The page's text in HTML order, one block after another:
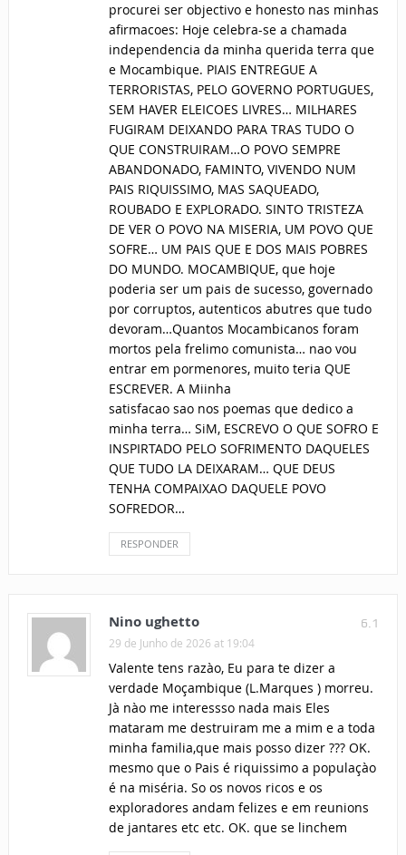
procurei ser objectivo e honesto nas minhas
afirmacoes: Hoje celebra-se a chamada
independencia da minha querida terra que
e Mocambique. PIAIS ENTREGUE A
TERRORISTAS, PELO GOVERNO PORTUGUES,
SEM HAVER ELEICOES LIVRES… MILHARES
FUGIRAM DEIXANDO PARA TRAS TUDO O
QUE CONSTRUIRAM…O POVO SEMPRE
ABANDONADO, FAMINTO, VIVENDO NUM
PAIS RIQUISSIMO, MAS SAQUEADO,
ROUBADO E EXPLORADO. SINTO TRISTEZA
DE VER O POVO NA MISERIA, UM POVO QUE
SOFRE… UM PAIS QUE E DOS MAIS POBRES
DO MUNDO. MOCAMBIQUE, que hoje
poderia ser um pais de sucesso, governado
por corruptos, autenticos abutres que tudo
devoram…Quantos Mocambicanos foram
mortos pela frelimo comunista… nao vou
entrar em pormenores, muito teria QUE
ESCREVER. A Miinha
satisfacao sao nos poemas que dedico a
minha terra… SiM, ESCREVO O QUE SOFRO E
INSPIRTADO PELO SOFRIMENTO DAQUELES
QUE TUDO LA DEIXARAM… QUE DEUS
TENHA COMPAIXAO DAQUELE POVO
SOFREDOR…
RESPONDER
6.1
Nino ughetto
29 de Junho de 2026 at 19:04
Valente tens razào, Eu para te dizer a
verdade Moçambique (L.Marques ) morreu.
Jà nào me interessso nada mais Eles
mataram me destruiram me a mim e a toda
minha familia,que mais posso dizer ??? OK.
mesmo que o Pais é riquissimo a populaçào
é na miséria. So os novos ricos e os
exploradores andam felizes e em reunions
de jantares etc etc. OK. que se linchem